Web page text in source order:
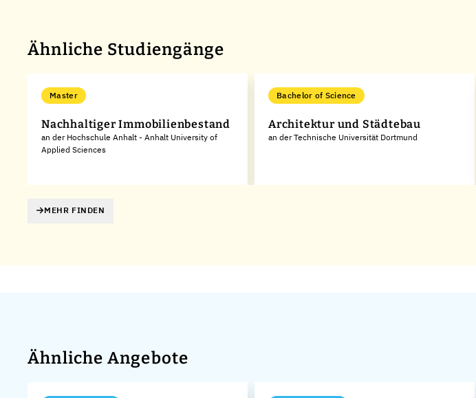
Ähnliche Studiengänge
Master
Nachhaltiger Immobilienbestand
an der Hochschule Anhalt - Anhalt University of
Applied Sciences
Bachelor of Science
Architektur und Städtebau
an der Technische Universität Dortmund
MEHR FINDEN
Ähnliche Angebote